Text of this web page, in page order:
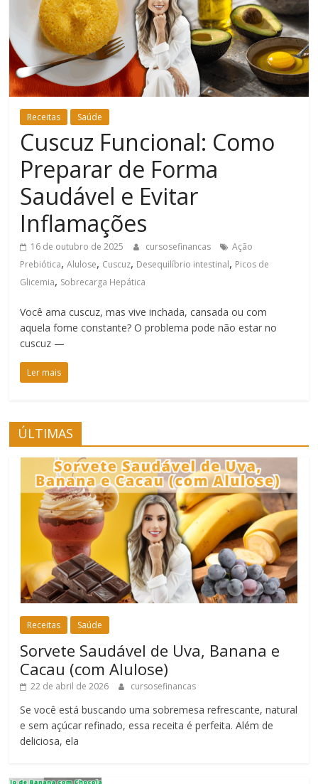
Receitas Saúde
Cuscuz Funcional: Como
Preparar de Forma
Saudável e Evitar
Inflamações
16 de outubro de 2025 cursosefinancas
Ação
Prebiótica,Alulose, Cuscuz, Desequilíbrio intestinal, Picos de
Glicemia, Sobrecarga Hepática
Você ama cuscuz, mas vive inchada, cansada ou com
aquela fome constante? O problema pode não estar no
cuscuz —
Ler mais
ÚLTIMAS
Receitas Saúde
Sorvete Saudável de Uva, Banana e
Cacau (com Alulose)
22 de abril de 2026 cursosefinancas
Se você está buscando uma sobremesa refrescante, natural
e sem açúcar refinado, essa receita é perfeita. Além de
deliciosa, ela